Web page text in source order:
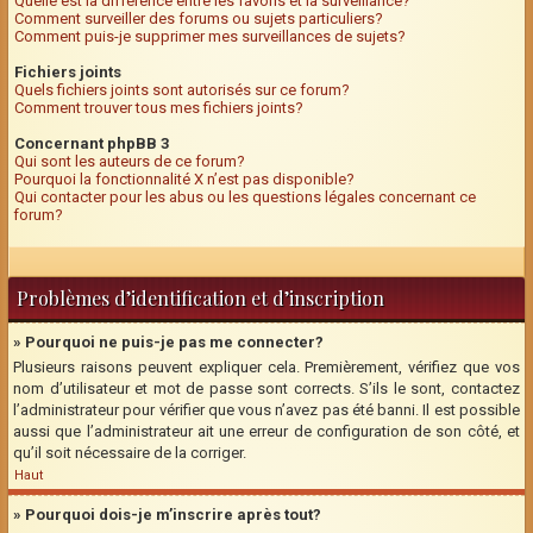
Comment surveiller des forums ou sujets particuliers?
Comment puis-je supprimer mes surveillances de sujets?
Fichiers joints
Quels fichiers joints sont autorisés sur ce forum?
Comment trouver tous mes fichiers joints?
Concernant phpBB 3
Qui sont les auteurs de ce forum?
Pourquoi la fonctionnalité X n’est pas disponible?
Qui contacter pour les abus ou les questions légales concernant ce
forum?
Problèmes d’identification et d’inscription
» Pourquoi ne puis-je pas me connecter?
Plusieurs raisons peuvent expliquer cela. Premièrement, vérifiez que vos
nom d’utilisateur et mot de passe sont corrects. S’ils le sont, contactez
l’administrateur pour vérifier que vous n’avez pas été banni. Il est possible
aussi que l’administrateur ait une erreur de configuration de son côté, et
qu’il soit nécessaire de la corriger.
Haut
» Pourquoi dois-je m’inscrire après tout?